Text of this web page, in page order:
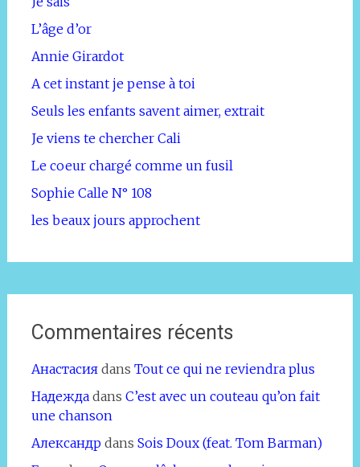
L’âge d’or
Annie Girardot
A cet instant je pense à toi
Seuls les enfants savent aimer, extrait
Je viens te chercher Cali
Le coeur chargé comme un fusil
Sophie Calle N° 108
les beaux jours approchent
Commentaires récents
Анастасияdans Tout ce qui ne reviendra plus
Надеждаdans C’est avec un couteau qu’on fait
une chanson
Александрdans Sois Doux (feat. Tom Barman)